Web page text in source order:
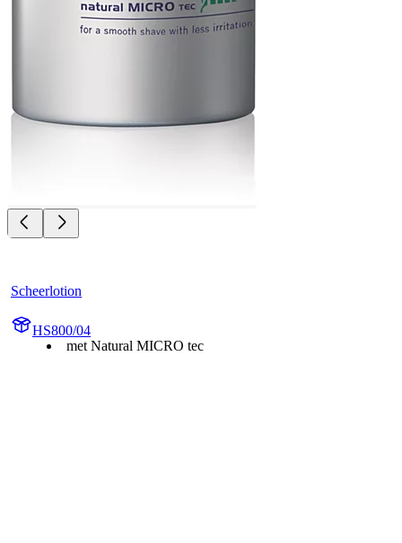
Scheerlotion
HS800/04
met Natural MICRO tec